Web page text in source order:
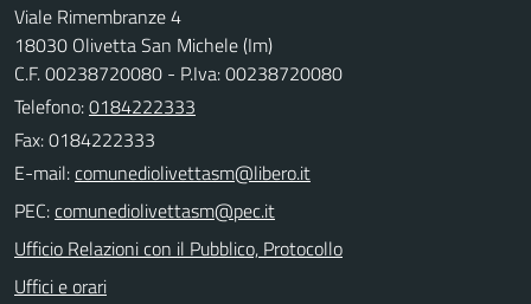
Viale Rimembranze 4
18030 Olivetta San Michele (Im)
C.F. 00238720080 - P.Iva: 00238720080
Telefono:0184222333
Fax: 0184222333
E-mail:
PEC:
Ufficio Relazioni con il Pubblico, Protocollo
Uffici e orari